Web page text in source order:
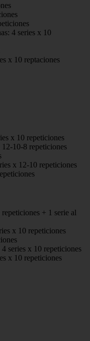
4 series x 10
x 10 reptaciones
x 10 repeticiones
10-8 repeticiones
x 12-10 repeticiones
+ 1 serie al
x 10 repeticiones
series x 10 repeticiones
x 10 repeticiones